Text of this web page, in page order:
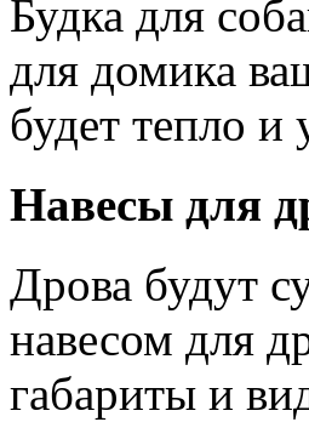
Будка для
для домика
будет тепло
Навесы для
Дрова будут
навесом для
габариты и